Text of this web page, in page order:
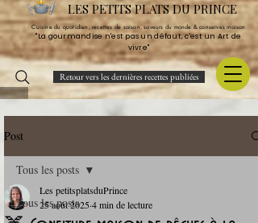
LES PETITS PLATS DU PRINCE
Cuisine du quotidien, recettes de saison, saveurs du monde & conserves maison
"La gourmandise n'est pas un défaut, c'est un Art de
vivre"
Retour vers les dernières recettes publiées
Post
Tous les posts
Tous les posts
Les petitsplatsduPrince
25 août 2025 4 min de lecture